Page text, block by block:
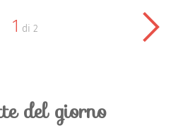
1 di 2
del giorno